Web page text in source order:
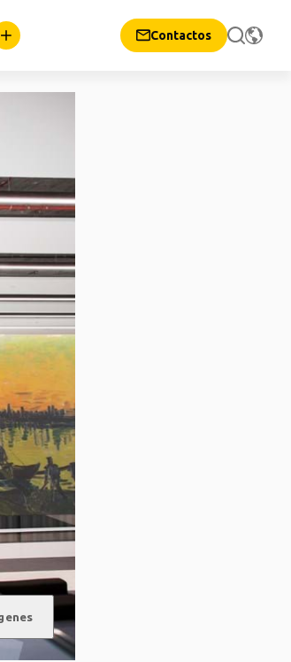
Contactos